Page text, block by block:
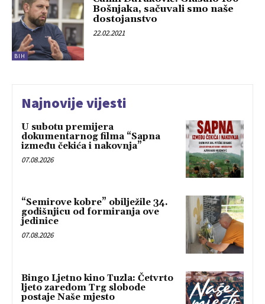
BIH
Bošnjaka, sačuvali smo naše
dostojanstvo
22.02.2021
Najnovije vijesti
U subotu premijera
dokumentarnog filma “Sapna
između čekića i nakovnja”
07.08.2026
“Semirove kobre” obilježile 34.
godišnjicu od formiranja ove
jedinice
07.08.2026
Bingo Ljetno kino Tuzla: Četvrto
ljeto zaredom Trg slobode
postaje Naše mjesto